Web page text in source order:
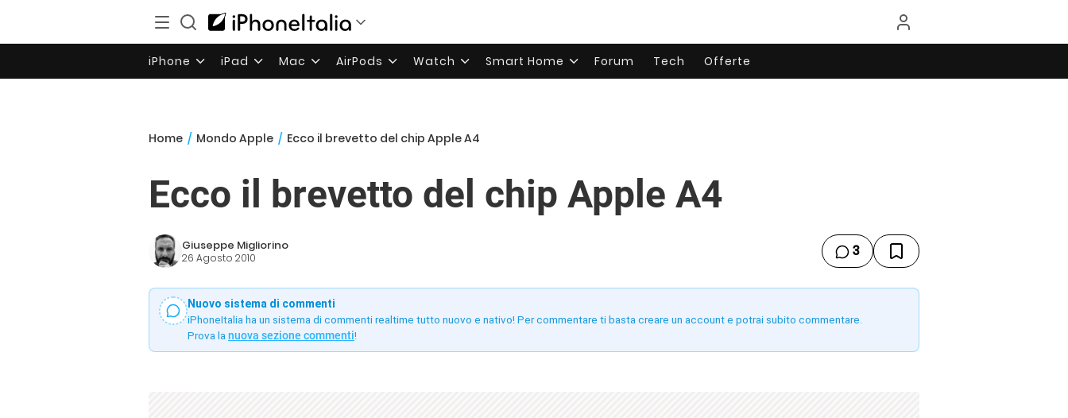
iPhone iPad Mac AirPods Watch Smart Home Forum Tech Offerte
Home / Mondo Apple / Ecco il brevetto del chip Apple A4
Ecco il brevetto del chip Apple A4
Giuseppe Migliorino
26 Agosto 2010 3
Nuovo sistema di commenti
iPhoneItalia ha un sistema di commenti realtime tutto nuovo e nativo! Per commentare ti basta creare un account e potrai subito commentare.
Prova la nuova sezione commenti!